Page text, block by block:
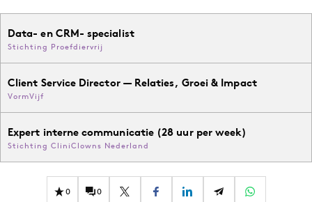
Data- en CRM- specialist
Stichting Proefdiervrij
Client Service Director — Relaties, Groei & Impact
VormVijf
Expert interne communicatie (28 uur per week)
Stichting CliniClowns Nederland
0 0